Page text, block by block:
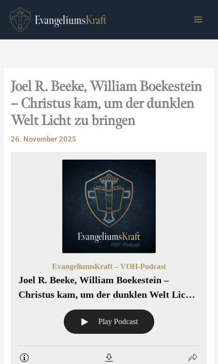
Inhalt
springen
Joel R. Beeke, William Boekestein
– Christus kam, um der dunklen
Welt Licht zu bringen
26. November 2025